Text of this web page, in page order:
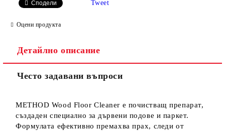
Сподели Tweet
Оцени продукта
Детайлно описание
Често задавани въпроси
METHOD Wood Floor Cleaner е почистващ препарат,
създаден специално за дървени подове и паркет.
Формулата ефективно премахва прах, следи от